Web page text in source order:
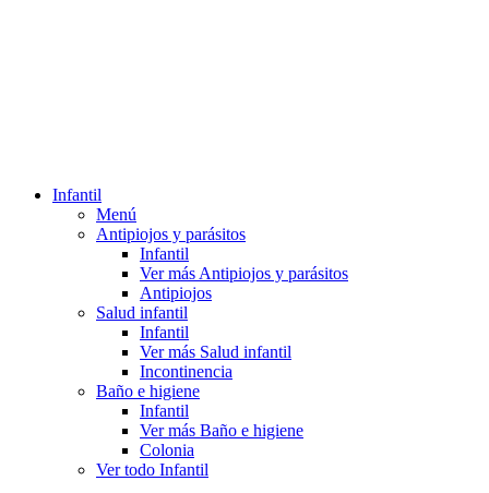
Infantil
Menú
Antipiojos y parásitos
Infantil
Ver más Antipiojos y parásitos
Antipiojos
Salud infantil
Infantil
Ver más Salud infantil
Incontinencia
Baño e higiene
Infantil
Ver más Baño e higiene
Colonia
Ver todo Infantil